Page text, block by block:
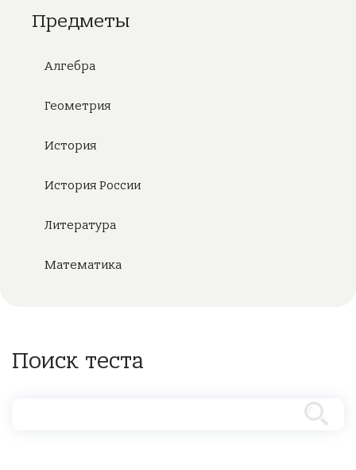
Предметы
Алгебра
Геометрия
История
История России
Литература
Математика
Поиск теста